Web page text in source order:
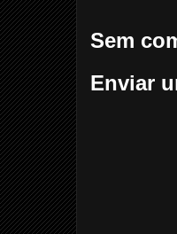
Sem
Enviar